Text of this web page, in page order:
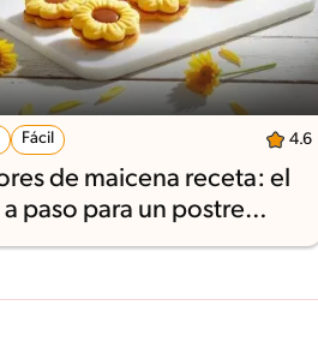
Fácil 4.6
de maicena receta: el
paso para un postre